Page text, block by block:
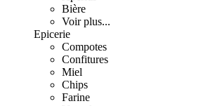
Bière
Voir plus...
Epicerie
Compotes
Confitures
Miel
Chips
Farine